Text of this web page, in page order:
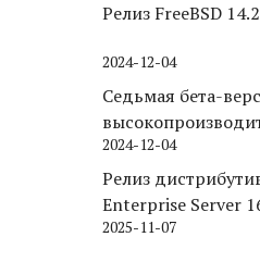
Релиз FreeBSD 14.2
2024-12-04
Седьмая бета-
движка хранения
2024-12-04
Релиз
Enterprise Server
2025-11-07